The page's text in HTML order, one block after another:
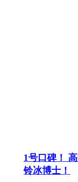
1号口碑！
铃冰博士！